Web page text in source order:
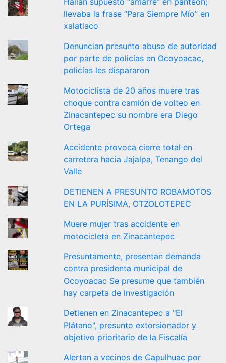
llevaba la frase “Para Siempre Mío” en
xalatlaco
Denuncian presunto abuso de autoridad
por parte de policías en Ocoyoacac,
policías les dispararon
Motociclista de 20 años muere tras
choque contra camión de volteo en
Zinacantepec su nombre era Diego
Ortega
Accidente provoca cierre total en
carretera hacia Jajalpa, Tenango del
Valle
DETIENEN A PRESUNTO ROBAMOTOS
EN LA PURÍSIMA, OTZOLOTEPEC
Muere mujer tras accidente en
motocicleta en Zinacantepec
Presuntamente, presentan demanda
contra presidenta municipal de
Ocoyoacac Se presume que también
hay carpeta de investigación
Detienen en Zinacantepec a "El
Plátano", presunto extorsionador y
objetivo prioritario de la Fiscalía
Alertan a vecinos de Capulhuac por